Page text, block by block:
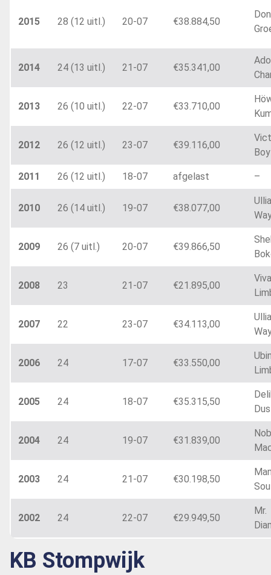
2015 28 (12 uitl.) 20-07 €38.884,50
2014 24 (13 uitl.) 21-07 €35.341,00
2013 26 (10 uitl.) 22-07 €33.710,00
2012 26 (12 uitl.) 23-07 €39.116,00
2011 26 (12 uitl.) 18-07 afgelast –
2010 26 (14 uitl.) 19-07 €38.077,00
2009 26 (7 uitl.) 20-07 €39.866,50
2008 23 21-07 €21.895,00
2007 22 23-07 €34.113,00
2006 24 17-07 €33.550,00
2005 24 18-07 €35.315,50
2004 24 19-07 €31.839,00
2003 24 21-07 €30.198,50
2002 24 22-07 €29.949,50
Mr.
KB Stompwijk